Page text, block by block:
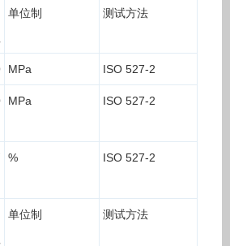
单位制 测试方法
MPa ISO 527-2
MPa ISO 527-2
% ISO 527-2
单位制 测试方法